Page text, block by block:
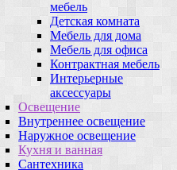
мебель
Детская комната
Мебель для дома
Мебель для офиса
Контрактная мебель
Интерьерные
аксессуары
Освещение
Внутреннее освещение
Наружное освещение
Кухня и ванная
Сантехника